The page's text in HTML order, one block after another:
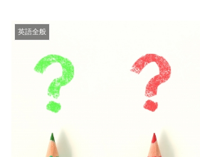
英語全般